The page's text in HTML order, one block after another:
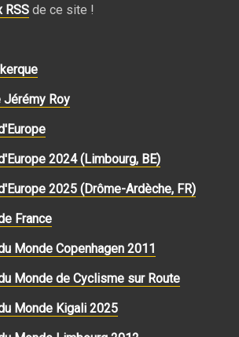
RSS de ce site !
Jérémy Roy
2024 (Limbourg, BE)
2025 (Drôme-Ardèche, FR)
France
Monde Copenhagen 2011
Monde de Cyclisme sur Route
Monde Kigali 2025